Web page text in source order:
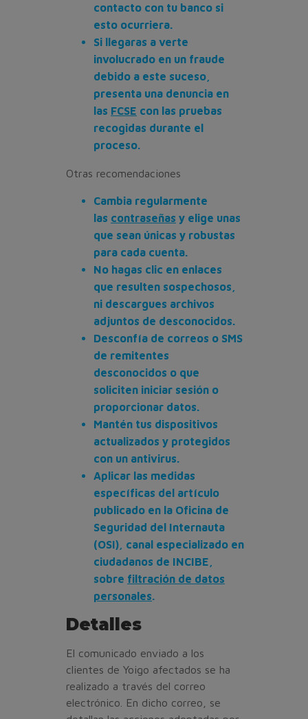
contacto con tu banco si
esto ocurriera.
Si llegaras a verte
involucrado en un fraude
debido a este suceso,
presenta una denuncia en
las FCSE con las pruebas
recogidas durante el
proceso.
Otras recomendaciones
Cambia regularmente
las contraseñas y elige unas
que sean únicas y robustas
para cada cuenta.
No hagas clic en enlaces
que resulten sospechosos,
ni descargues archivos
adjuntos de desconocidos.
Desconfía de correos o SMS
de remitentes
desconocidos o que
soliciten iniciar sesión o
proporcionar datos.
Mantén tus dispositivos
actualizados y protegidos
con un antivirus.
Aplicar las medidas
específicas del artículo
publicado en la Oficina de
Seguridad del Internauta
(OSI), canal especializado en
ciudadanos de INCIBE,
sobre filtración de datos
personales.
Detalles
El comunicado enviado a los
clientes de Yoigo afectados se ha
realizado a través del correo
electrónico. En dicho correo, se